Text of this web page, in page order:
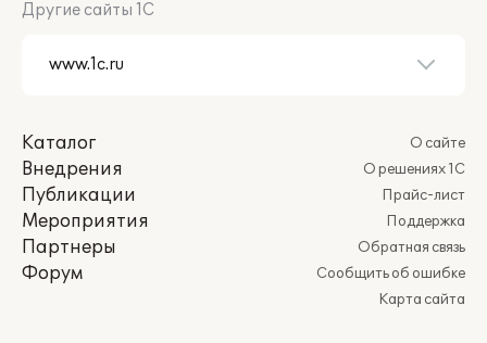
Другие сайты 1С
Каталог
Внедрения
Публикации
Мероприятия
Партнеры
Форум
О сайте
О решениях 1С
Прайс-лист
Поддержка
Обратная связь
Сообщить об ошибке
Карта сайта